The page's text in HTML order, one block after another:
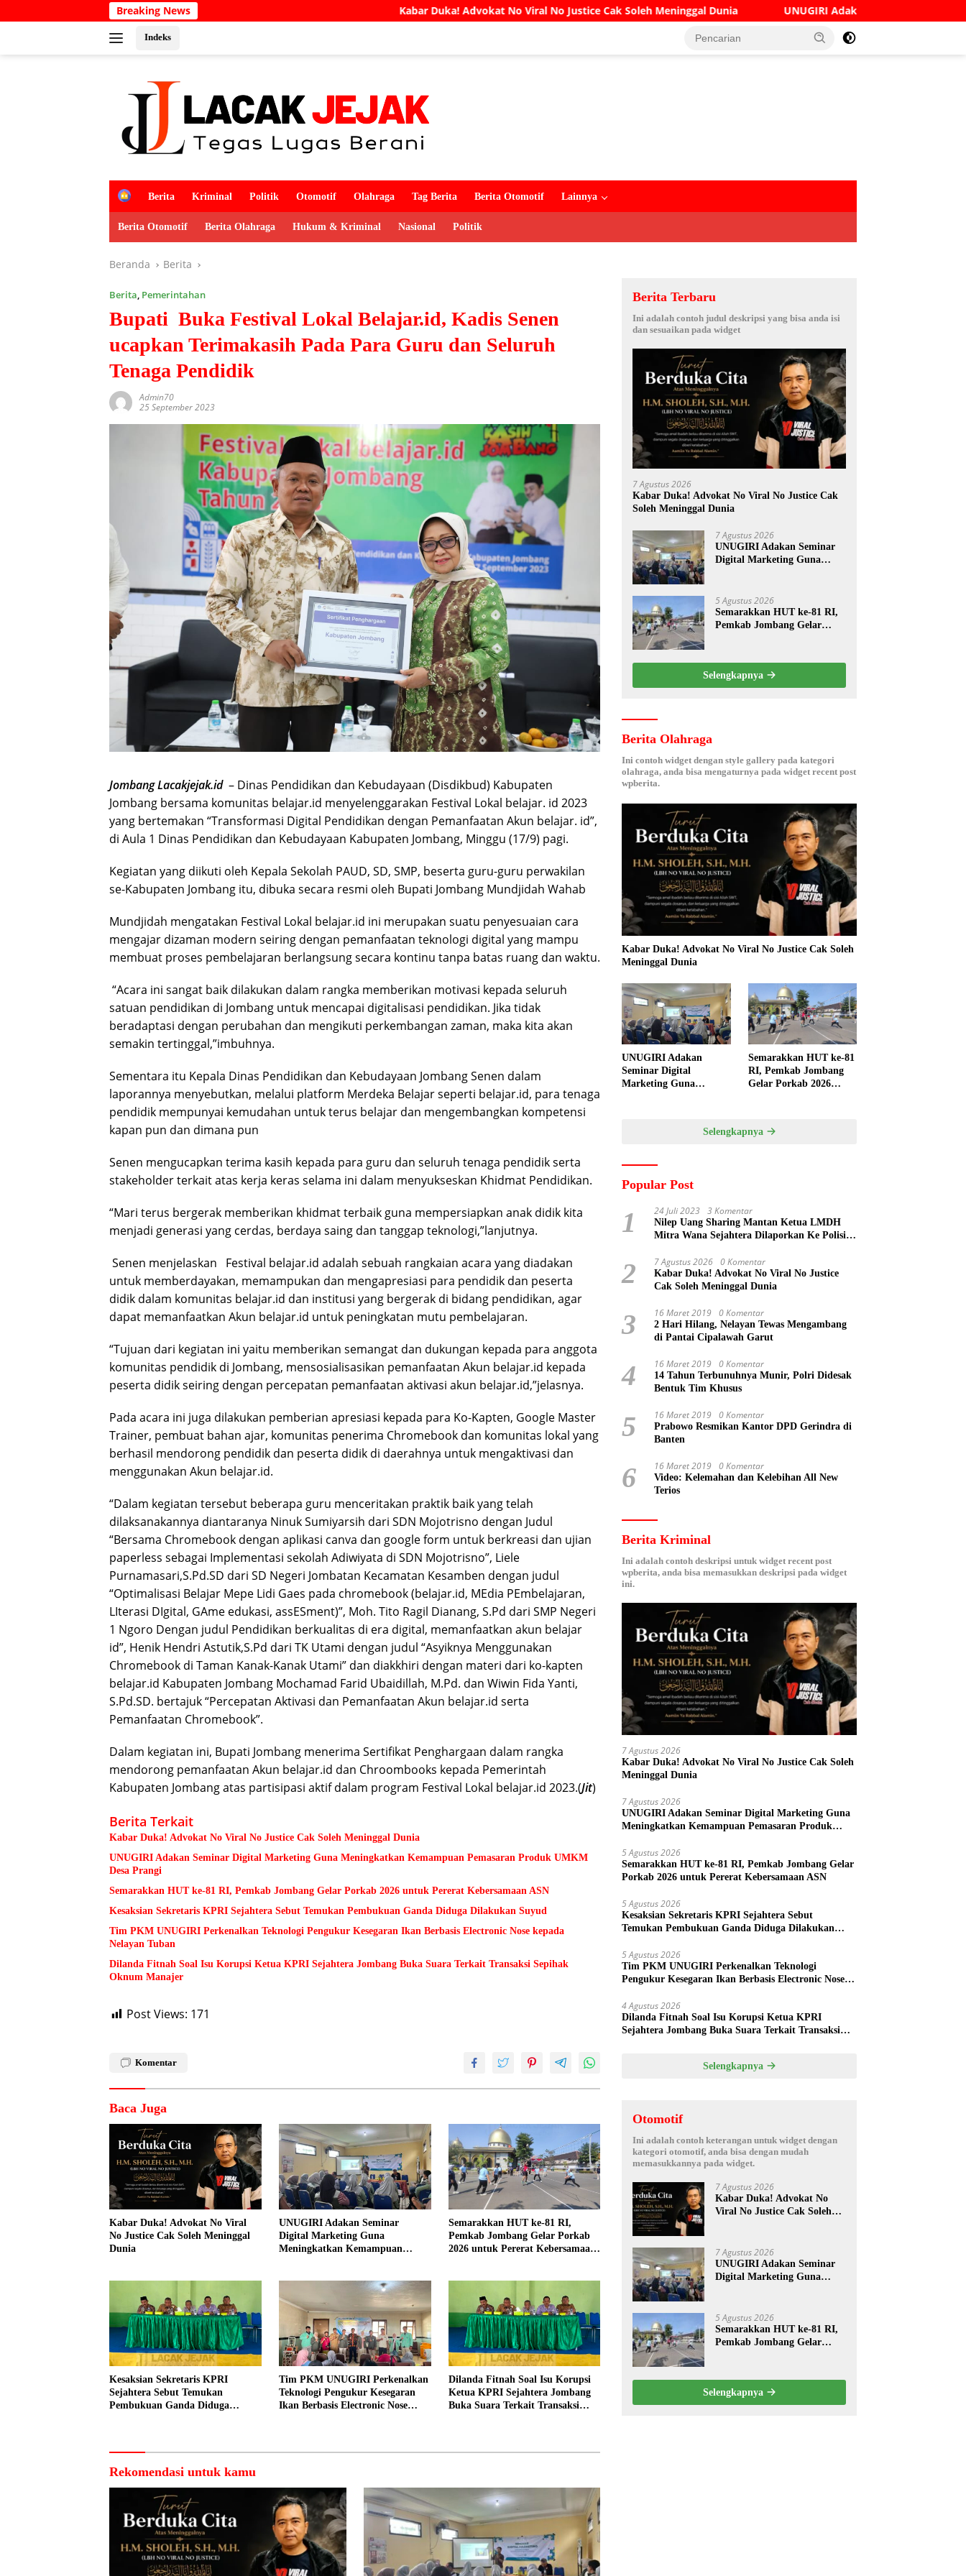
ke
Breaking News Kabar Duka! Advokat No Viral No Justice Cak Soleh Meninggal Dunia UNUGIRI Adakan Seminar Digital Marketing Guna
Indeks
H
m
e
Berita Kriminal Politik Otomotif Olahraga Tag Berita Berita Otomotif Lainnya
Berita Otomotif Berita Olahraga Hukum & Kriminal Nasional Politik
Beranda Berita
Berita, Pemerintahan
Bupati Buka Festival Lokal Belajar.id, Kadis Senen
ucapkan Terimakasih Pada Para Guru dan Seluruh
Tenaga Pendidik
Admin70
25 September 2023
Jombang Lacakjejak.id– Dinas Pendidikan dan Kebudayaan (Disdikbud) Kabupaten
Jombang bersama komunitas belajar.id menyelenggarakan Festival Lokal belajar. id 2023
yang bertemakan “Transformasi Digital Pendidikan dengan Pemanfaatan Akun belajar. id”,
di Aula 1 Dinas Pendidikan dan Kebudayaan Kabupaten Jombang, Minggu (17/9) pagi.
Kegiatan yang diikuti oleh Kepala Sekolah PAUD, SD, SMP, beserta guru-guru perwakilan
se-Kabupaten Jombang itu, dibuka secara resmi oleh Bupati Jombang Mundjidah Wahab
Mundjidah mengatakan Festival Lokal belajar.id ini merupakan suatu penyesuaian cara
mengajar dizaman modern seiring dengan pemanfaatan teknologi digital yang mampu
membuat proses pembelajaran berlangsung secara kontinu tanpa batas ruang dan waktu.
“Acara ini sangat baik dilakukan dalam rangka memberikan motivasi kepada seluruh
satuan pendidikan di Jombang untuk mencapai digitalisasi pendidikan. Jika tidak
beradaptasi dengan perubahan dan mengikuti perkembangan zaman, maka kita akan
semakin tertinggal,”imbuhnya.
Sementara itu Kepala Dinas Pendidikan dan Kebudayaan Jombang Senen dalam
laporannya menyebutkan, melalui platform Merdeka Belajar seperti belajar.id, para tenaga
pendidik mempunyai kemudahan untuk terus belajar dan mengembangkan kompetensi
kapan pun dan dimana pun
Senen mengucapkan terima kasih kepada para guru dan seluruh tenaga pendidik serta
stakeholder terkait atas kerja keras selama ini dalam menyukseskan Khidmat Pendidikan.
“Mari terus bergerak memberikan khidmat terbaik guna mempersiapkan anak didik kita
menjadi generasi yang cerdas, berdaya saing dan tanggap teknologi,”lanjutnya.
Senen menjelaskan Festival belajar.id adalah sebuah rangkaian acara yang diadakan
untuk memberdayakan, memampukan dan mengapresiasi para pendidik dan peserta
didik dalam komunitas belajar.id dan institusi yang bergerak di bidang pendidikan, agar
dapat memanfaatkan Akun belajar.id untuk peningkatan mutu pembelajaran.
“Tujuan dari kegiatan ini yaitu memberikan semangat dan dukungan kepada para anggota
komunitas pendidik di Jombang, mensosialisasikan pemanfaatan Akun belajar.id kepada
peserta didik seiring dengan percepatan pemanfaatan aktivasi akun belajar.id,”jelasnya.
Pada acara ini juga dilakukan pemberian apresiasi kepada para Ko-Kapten, Google Master
Trainer, pembuat bahan ajar, komunitas penerima Chromebook dan komunitas lokal yang
berhasil mendorong pendidik dan peserta didik di daerahnya untuk mengaktivasi dan
menggunakan Akun belajar.id.
“Dalam kegiatan tersebut beberapa guru menceritakan praktik baik yang telah
dilaksanakannya diantaranya Ninuk Sumiyarsih dari SDN Mojotrisno dengan Judul
“Bersama Chromebook dengan aplikasi canva dan google form untuk berkreasi dan ujian
paperless sebagai Implementasi sekolah Adiwiyata di SDN Mojotrisno”, Liele
Purnamasari,S.Pd.SD dari SD Negeri Jombatan Kecamatan Kesamben dengan judul
“Optimalisasi Belajar Mepe Lidi Gaes pada chromebook (belajar.id, MEdia PEmbelajaran,
LIterasi DIgital, GAme edukasi, assESment)”, Moh. Tito Ragil Dianang, S.Pd dari SMP Negeri
1 Ngoro Dengan judul Pendidikan berkualitas di era digital, memanfaatkan akun belajar
id”, Henik Hendri Astutik,S.Pd dari TK Utami dengan judul “Asyiknya Menggunakan
Chromebook di Taman Kanak-Kanak Utami” dan diakkhiri dengan materi dari ko-kapten
belajar.id Kabupaten Jombang Mochamad Farid Ubaidillah, M.Pd. dan Wiwin Fida Yanti,
S.Pd.SD. bertajuk “Percepatan Aktivasi dan Pemanfaatan Akun belajar.id serta
Pemanfaatan Chromebook”.
Dalam kegiatan ini, Bupati Jombang menerima Sertifikat Penghargaan dalam rangka
mendorong pemanfaatan Akun belajar.id dan Chroombooks kepada Pemerintah
Kabupaten Jombang atas partisipasi aktif dalam program Festival Lokal belajar.id 2023.(Jit)
Berita Terkait
Kabar Duka! Advokat No Viral No Justice Cak Soleh Meninggal Dunia
UNUGIRI Adakan Seminar Digital Marketing Guna Meningkatkan Kemampuan Pemasaran Produk UMKM
Desa Prangi
Semarakkan HUT ke-81 RI, Pemkab Jombang Gelar Porkab 2026 untuk Pererat Kebersamaan ASN
Kesaksian Sekretaris KPRI Sejahtera Sebut Temukan Pembukuan Ganda Diduga Dilakukan Suyud
Tim PKM UNUGIRI Perkenalkan Teknologi Pengukur Kesegaran Ikan Berbasis Electronic Nose kepada
Nelayan Tuban
Dilanda Fitnah Soal Isu Korupsi Ketua KPRI Sejahtera Jombang Buka Suara Terkait Transaksi Sepihak
Oknum Manajer
Post Views: 171
Komentar
Baca Juga
Kabar Duka! Advokat No Viral
No Justice Cak Soleh Meninggal
Dunia
UNUGIRI Adakan Seminar
Digital Marketing Guna
Meningkatkan Kemampuan
Semarakkan HUT ke-81 RI,
Pemkab Jombang Gelar Porkab
2026 untuk Pererat Kebersamaan
Kesaksian Sekretaris KPRI
Sejahtera Sebut Temukan
Pembukuan Ganda Diduga
Tim PKM UNUGIRI Perkenalkan
Teknologi Pengukur Kesegaran
Ikan Berbasis Electronic Nose
Dilanda Fitnah Soal Isu Korupsi
Ketua KPRI Sejahtera Jombang
Buka Suara Terkait Transaksi
Rekomendasi untuk kamu
Berita Terbaru
Ini adalah contoh judul deskripsi yang bisa anda isi
dan sesuaikan pada widget
7 Agustus 2026
Kabar Duka! Advokat No Viral No Justice Cak
Soleh Meninggal Dunia
7 Agustus 2026
UNUGIRI Adakan Seminar
Digital Marketing Guna
Desa Prangi
5 Agustus 2026
Semarakkan HUT ke-81 RI,
Pemkab Jombang Gelar
Selengkapnya
Berita Olahraga
Ini contoh widget dengan style gallery pada kategori
olahraga, anda bisa mengaturnya pada widget recent post
wpberita.
Kabar Duka! Advokat No Viral No Justice Cak Soleh
Meninggal Dunia
UNUGIRI Adakan
Seminar Digital
Marketing Guna
Semarakkan HUT ke-81
RI, Pemkab Jombang
Gelar Porkab 2026
Selengkapnya
Popular Post
1 24 Juli 2023 3 Komentar
Nilep Uang Sharing Mantan Ketua LMDH
Mitra Wana Sejahtera Dilaporkan Ke Polisi
2 7 Agustus 2026 0 Komentar
Kabar Duka! Advokat No Viral No Justice
Cak Soleh Meninggal Dunia
3 16 Maret 2019 0 Komentar
2 Hari Hilang, Nelayan Tewas Mengambang
di Pantai Cipalawah Garut
4 16 Maret 2019 0 Komentar
14 Tahun Terbunuhnya Munir, Polri Didesak
Bentuk Tim Khusus
5 16 Maret 2019 0 Komentar
Prabowo Resmikan Kantor DPD Gerindra di
Banten
6 16 Maret 2019 0 Komentar
Video: Kelemahan dan Kelebihan All New
Terios
Berita Kriminal
Ini adalah contoh deskripsi untuk widget recent post
wpberita, anda bisa memasukkan deskripsi pada widget
ini.
7 Agustus 2026
Kabar Duka! Advokat No Viral No Justice Cak Soleh
Meninggal Dunia
7 Agustus 2026
UNUGIRI Adakan Seminar Digital Marketing Guna
Meningkatkan Kemampuan Pemasaran Produk
5 Agustus 2026
Semarakkan HUT ke-81 RI, Pemkab Jombang Gelar
Porkab 2026 untuk Pererat Kebersamaan ASN
5 Agustus 2026
Kesaksian Sekretaris KPRI Sejahtera Sebut
Temukan Pembukuan Ganda Diduga Dilakukan
5 Agustus 2026
Tim PKM UNUGIRI Perkenalkan Teknologi
Pengukur Kesegaran Ikan Berbasis Electronic Nose
4 Agustus 2026
Dilanda Fitnah Soal Isu Korupsi Ketua KPRI
Sejahtera Jombang Buka Suara Terkait Transaksi
Selengkapnya
Otomotif
Ini adalah contoh keterangan untuk widget dengan
kategori otomotif, anda bisa dengan mudah
memasukkannya pada widget.
7 Agustus 2026
Kabar Duka! Advokat No
Viral No Justice Cak Soleh
7 Agustus 2026
UNUGIRI Adakan Seminar
Digital Marketing Guna
Desa Prangi
5 Agustus 2026
Semarakkan HUT ke-81 RI,
Pemkab Jombang Gelar
Selengkapnya